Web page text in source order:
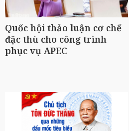
Quốc hội thảo luận cơ chế
đặc thù cho công trình
phục vụ APEC